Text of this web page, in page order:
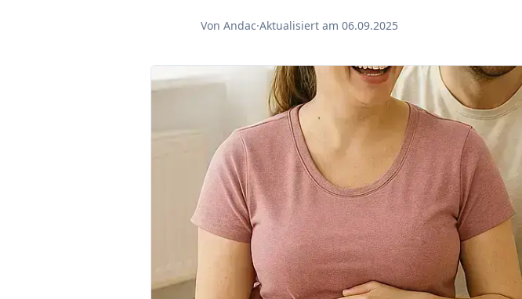
Von Andac·Aktualisiert am 06.09.2025